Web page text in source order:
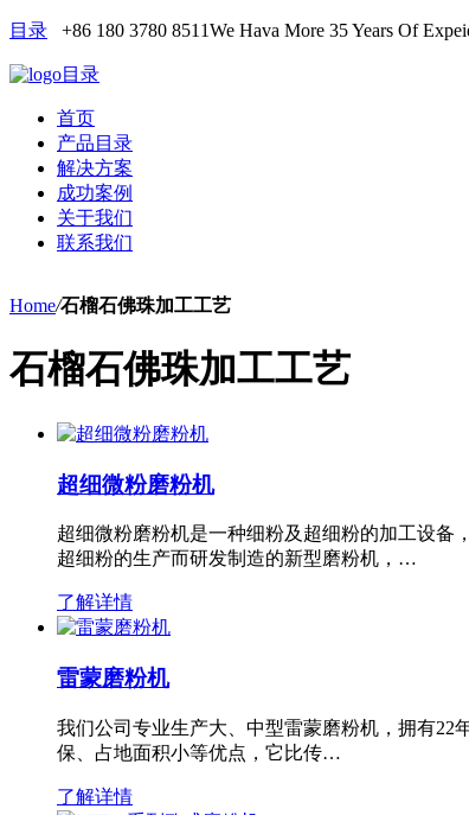
目录 +86 180 3780 8511We Hava More 35 Years Of
目录
首页
产品目录
解决方案
成功案例
关于我们
联系我们
Home/石榴石佛珠加工工艺
石榴石佛珠加工工艺
超细微粉磨粉机
超细微粉磨粉机是一种细粉及超细粉的加工设备
超细粉的生产而研发制造的新型磨粉机，…
了解详情
雷蒙磨粉机
我们公司专业生产大、中型雷蒙磨粉机，拥有22
保、占地面积小等优点，它比传…
了解详情